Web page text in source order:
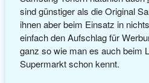
sind günstiger als die Original
ihnen aber beim Einsatz in
einfach den Aufschlag für
ganz so wie man es auch beim
Supermarkt schon kennt.